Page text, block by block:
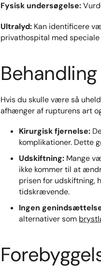
Fysisk undersøgelse:
Ultralyd: Kan identificere
privathospital med
Hvis du skulle være så
afhænger af rupturens art
Kirurgisk fjernelse:
komplikationer. Dette
Udskiftning: Mange
ikke kommer til at
prisen for udskiftning,
tidskrævende.​
Ingen
alternativer som